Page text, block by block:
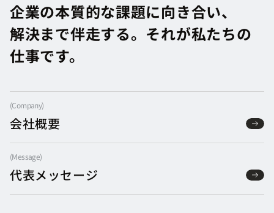
企業の本質的な課題に向き合い、
解決まで伴走する。 それが私たちの
仕事です。
(Company)
会社概要
会社概要
(Message)
代表メッセージ
代表メッセージ